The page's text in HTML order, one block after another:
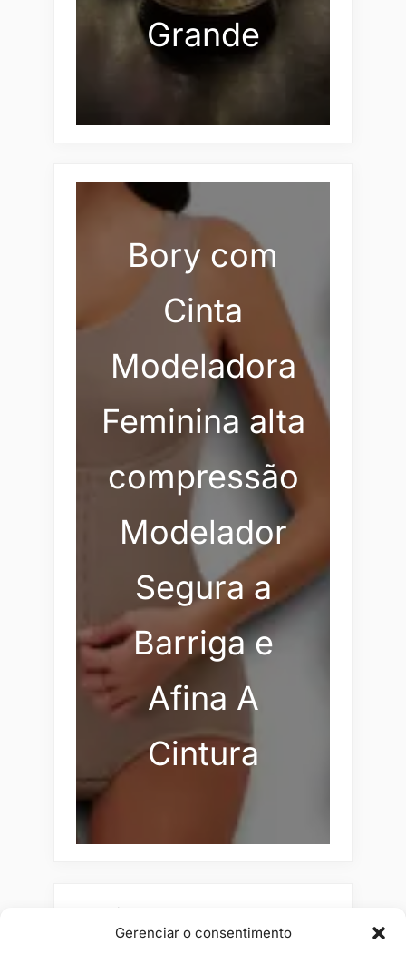
Gerenciar o consentimento
Grande
Bory com
Cinta
Modeladora
Feminina alta
compressão
Modelador
Segura a
Barriga e
Afina A
Cintura
Pesquisar